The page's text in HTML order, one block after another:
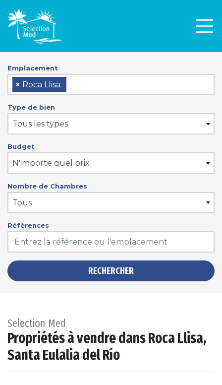
Emplacement
× Roca Llisa
Type de bien
Tous les types
Budget
N'importe quel prix
Nombre de Chambres
Tous
Références
RECHERCHER
Selection Med
Propriétés à vendre dans Roca Llisa,
Santa Eulalia del Río